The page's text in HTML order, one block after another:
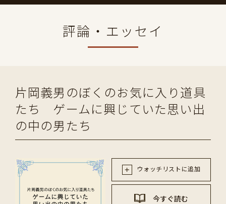
評論・エッセイ
片岡義男のぼくのお気に入り道具
たち ゲームに興じていた思い出
の中の男たち
ウォッチリストに追加
今すぐ読む